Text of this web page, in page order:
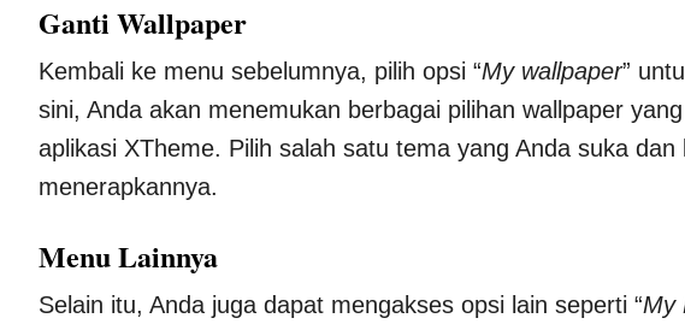
Ganti Wallpaper
Kembali ke menu sebelumnya, pilih opsi “My wallpaper”
sini, Anda akan menemukan berbagai pilihan wallpaper
aplikasi XTheme. Pilih salah satu tema yang Anda suka dan
menerapkannya.
Menu Lainnya
Selain itu, Anda juga dapat mengakses opsi lain seperti “My